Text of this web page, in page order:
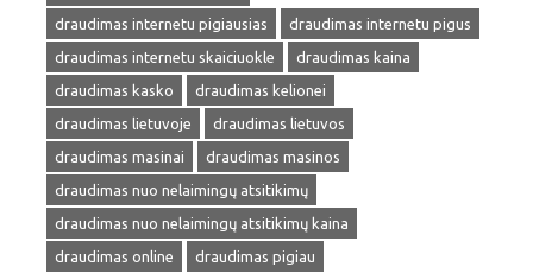
draudimas internetu pigiausias
draudimas internetu pigus
draudimas internetu skaiciuokle
draudimas kaina
draudimas kasko
draudimas kelionei
draudimas lietuvoje
draudimas lietuvos
draudimas masinai
draudimas masinos
draudimas nuo nelaimingų atsitikimų
draudimas nuo nelaimingų atsitikimų kaina
draudimas online
draudimas pigiau